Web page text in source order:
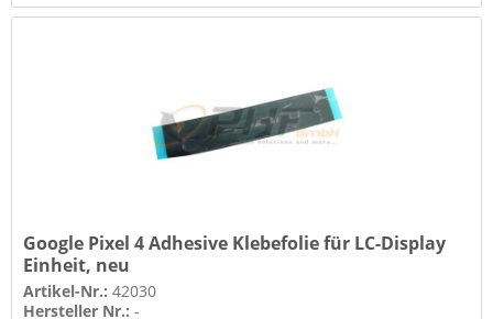
Google Pixel 4 Adhesive Klebefolie für LC-Display
Einheit, neu
Artikel-Nr.:42030
Hersteller Nr.:-